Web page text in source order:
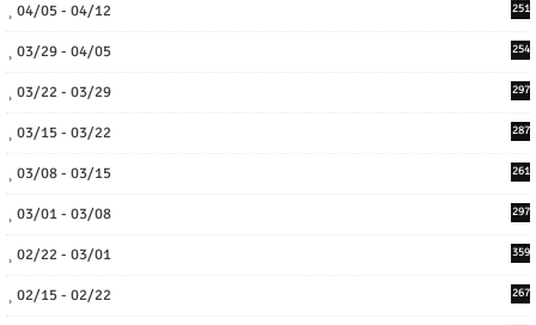
04/05 - 04/12 251
03/29 - 04/05 254
03/22 - 03/29 297
03/15 - 03/22 287
03/08 - 03/15 261
03/01 - 03/08 297
02/22 - 03/01 359
02/15 - 02/22 267